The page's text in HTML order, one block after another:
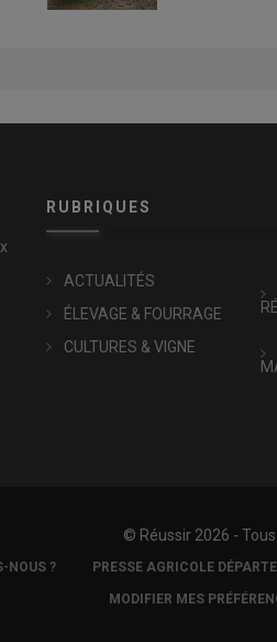
RUBRIQUES
ACTUALITÉS
ÉLEVAGE & FOURRAGE
CULTURES & VIGNE
© Réussir 2026 -
NOUS ? PRESSE AGRICOLE
MODIFIER MES